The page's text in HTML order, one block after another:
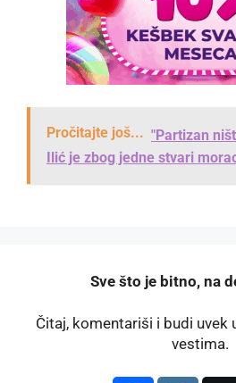
Pročitajte još... "Partizan
Ilić je zbog jedne stvari
️Sve što je bitno, na
Čitaj, komentariši i budi uvek
vestima.